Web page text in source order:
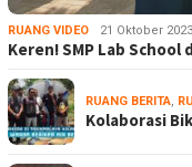
RUANG VIDEO 21 Oktober 2023
Keren! SMP Lab
RUANG BERITA,
Kolaborasi